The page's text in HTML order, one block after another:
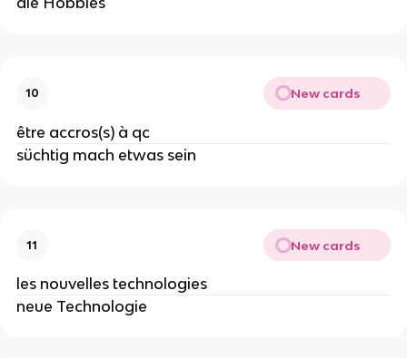
10 New cards
être accros(s) à qc
süchtig mach etwas sein
11 New cards
les nouvelles technologies
neue Technologie